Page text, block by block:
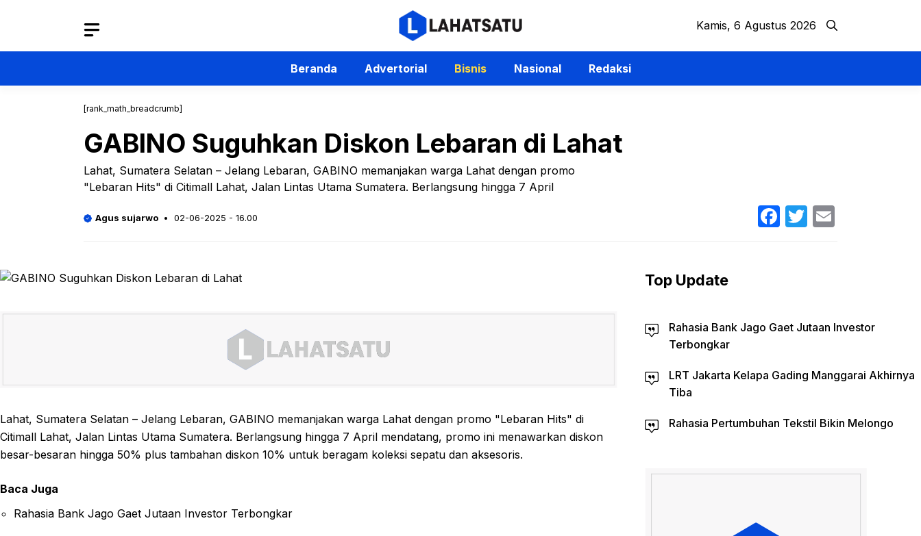
Kamis, 6 Agustus 2026
Beranda Advertorial Bisnis Nasional Redaksi
[rank_math_breadcrumb]
GABINO Suguhkan Diskon Lebaran di Lahat
Lahat, Sumatera Selatan – Jelang Lebaran, GABINO memanjakan warga Lahat dengan promo
"Lebaran Hits" di Citimall Lahat, Jalan Lintas Utama Sumatera. Berlangsung hingga 7 April
Agus sujarwo 02-06-2025 - 16.00 Facebook
Twitter
Lahat, Sumatera Selatan – Jelang Lebaran, GABINO memanjakan warga Lahat dengan promo "Lebaran Hits" di
Citimall Lahat, Jalan Lintas Utama Sumatera. Berlangsung hingga 7 April mendatang, promo ini menawarkan diskon
besar-besaran hingga 50% plus tambahan diskon 10% untuk beragam koleksi sepatu dan aksesoris.
Baca Juga
Rahasia Bank Jago Gaet Jutaan Investor Terbongkar
Top Update
Rahasia Bank Jago Gaet Jutaan Investor
Terbongkar
LRT Jakarta Kelapa Gading Manggarai Akhirnya
Tiba
Rahasia Pertumbuhan Tekstil Bikin Melongo